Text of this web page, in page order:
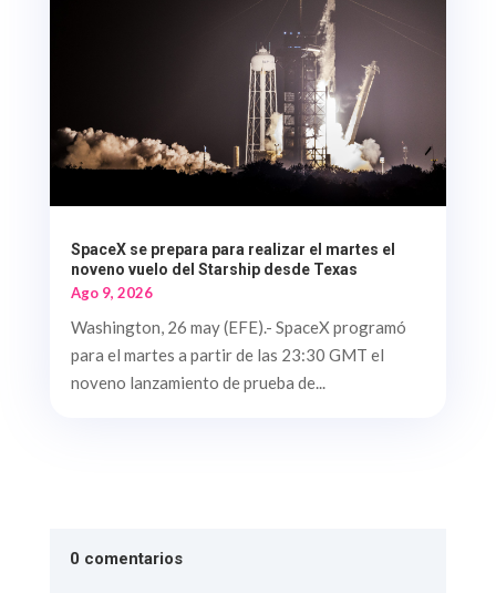
SpaceX se prepara para realizar el martes el
noveno vuelo del Starship desde Texas
Ago 9, 2026
Washington, 26 may (EFE).- SpaceX programó
para el martes a partir de las 23:30 GMT el
noveno lanzamiento de prueba de...
0 comentarios